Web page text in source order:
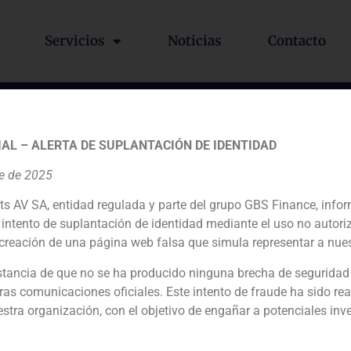
Servicios Noticias Contacto
BlueGem en la
Lateral
al extranjero
Daniel Galván, director de GBS Finance, analiza los fondos interesados en la posible de compra de Abertis
– ALERTA DE SUPLANTACIÓN DE IDENTIDAD
de 2025
AV SA, entidad regulada y parte del grupo GBS Finance,
de suplantación de identidad mediante el uso no
de una página web falsa que simula representar a
de que no se ha producido ninguna brecha de
comunicaciones oficiales. Este intento de fraude ha sido
organización, con el objetivo de engañar a potenciales